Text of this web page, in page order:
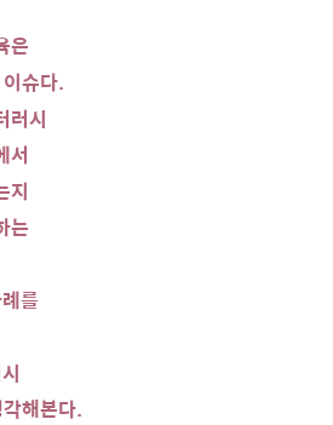
은
슈다.
러시
서
지
는
를
해본다.